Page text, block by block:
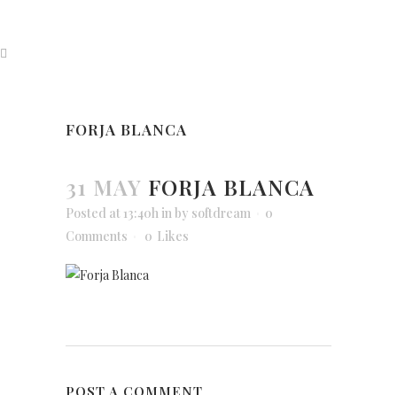
FORJA BLANCA
31 MAY FORJA BLANCA
Posted at 13:40h inby softdream
0
Comments
0 Likes
POST A COMMENT